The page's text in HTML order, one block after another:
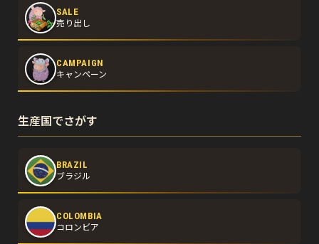
SALE
売り出し
CAMPAIGN
キャンペーン
生産国でさがす
BRAZIL
ブラジル
COLOMBIA
コロンビア